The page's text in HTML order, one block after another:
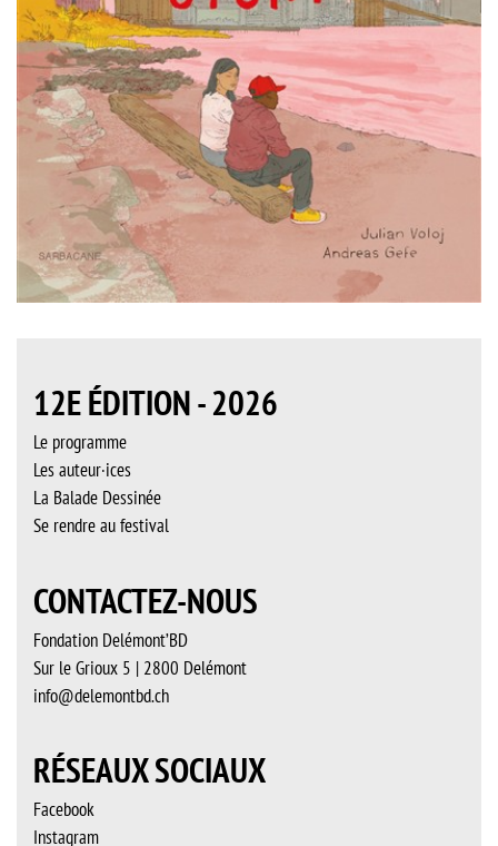
12E ÉDITION - 2026
Le programme
Les auteur·ices
La Balade Dessinée
Se rendre au festival
CONTACTEZ-NOUS
Fondation Delémont’BD
Sur le Grioux 5 | 2800 Delémont
info@delemontbd.ch
RÉSEAUX SOCIAUX
Facebook
Instagram